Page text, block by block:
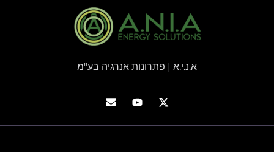
א.נ.י.א | פתרונות אנרגיה בע"מ